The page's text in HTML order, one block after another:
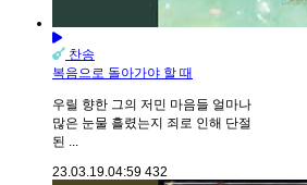
찬송
복음으로 돌아가야 할 때
우릴 향한 그의 저민 마음들 얼마나
많은 눈물 흘렸는지 죄로 인해 단절
된 ...
23.03.19.04:59 432